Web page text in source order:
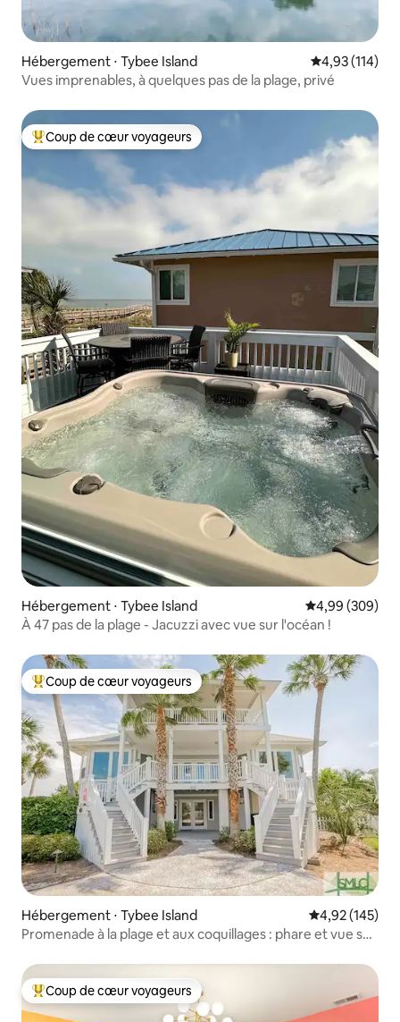
Hébergement ⋅ Tybee Island Évaluation
4,93 (114)
Vues imprenables, à quelques pas de la plage, privé
Coups de cœur voyageurs les plus appréciés
Coup de cœur voyageurs
Hébergement ⋅ Tybee Island Évaluation
4,99 (309)
À 47 pas de la plage - Jacuzzi avec vue sur l'océan !
Coups de cœur voyageurs les plus appréciés
Coup de cœur voyageurs
Hébergement ⋅ Tybee Island Évaluation
4,92 (145)
Promenade à la plage et aux coquillages : phare et vue sur
Coups de cœur voyageurs les plus appréciés
Coup de cœur voyageurs